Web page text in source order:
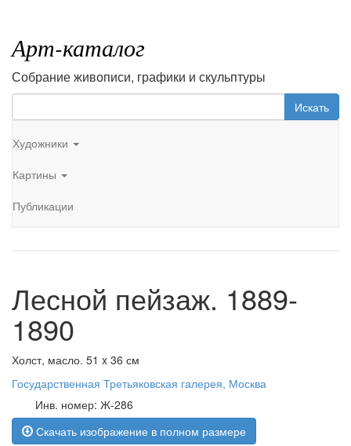
Арт-каталог
Собрание живописи, графики и скульптуры
Искать
Художники
Картины
Публикации
Лесной пейзаж. 1889-
1890
Холст, масло. 51 x 36 см
Государственная Третьяковская галерея, Москва
Инв. номер: Ж-286
Скачать изображение в полном размере